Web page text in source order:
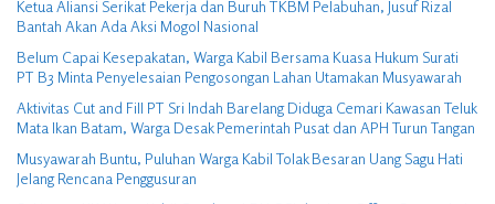
Ketua Aliansi Serikat Pekerja dan Buruh TKBM Pelabuhan, Jusuf Rizal
Bantah Akan Ada Aksi Mogol Nasional
Belum Capai Kesepakatan, Warga Kabil Bersama Kuasa Hukum Surati
PT B3 Minta Penyelesaian Pengosongan Lahan Utamakan Musyawarah
Aktivitas Cut and Fill PT Sri Indah Barelang Diduga Cemari Kawasan Teluk
Mata Ikan Batam, Warga Desak Pemerintah Pusat dan APH Turun Tangan
Musyawarah Buntu, Puluhan Warga Kabil Tolak Besaran Uang Sagu Hati
Jelang Rencana Penggusuran